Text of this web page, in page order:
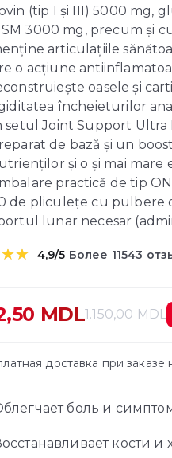
(tip I și III) 5000 mg,
3000 mg, precum și
articulațiile
o acțiune
oasele și
încheieturilor
setul Joint Support Ultra
de bază și un
și o și mai mare
practică de tip
de pliculețe cu pulbere
lunar necesar
de
4,9/5 Более 11543
1.150,00MDL
MDL
MDL. доставка при
боль и
кости и